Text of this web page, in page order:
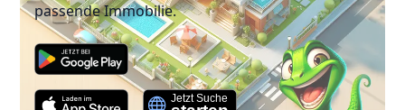
passende Immobilie.